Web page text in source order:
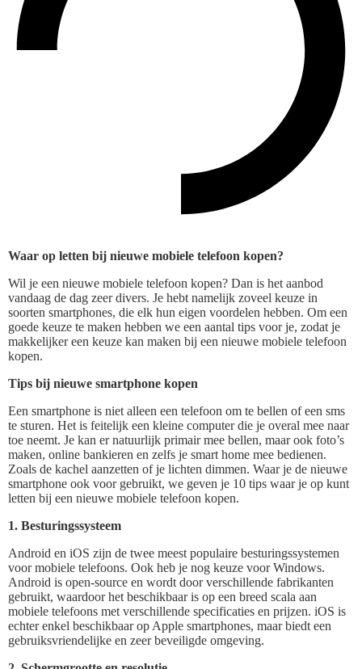
Waar op letten bij nieuwe mobiele telefoon kopen?
Wil je een nieuwe mobiele telefoon kopen? Dan is het aanbod
vandaag de dag zeer divers. Je hebt namelijk zoveel keuze in
soorten smartphones, die elk hun eigen voordelen hebben. Om een
goede keuze te maken hebben we een aantal tips voor je, zodat je
makkelijker een keuze kan maken bij een nieuwe mobiele telefoon
kopen.
Tips bij nieuwe smartphone kopen
Een smartphone is niet alleen een telefoon om te bellen of een sms
te sturen. Het is feitelijk een kleine computer die je overal mee naar
toe neemt. Je kan er natuurlijk primair mee bellen, maar ook foto’s
maken, online bankieren en zelfs je smart home mee bedienen.
Zoals de kachel aanzetten of je lichten dimmen. Waar je de nieuwe
smartphone ook voor gebruikt, we geven je 10 tips waar je op kunt
letten bij een nieuwe mobiele telefoon kopen.
1. Besturingssysteem
Android en iOS zijn de twee meest populaire besturingssystemen
voor mobiele telefoons. Ook heb je nog keuze voor Windows.
Android is open-source en wordt door verschillende fabrikanten
gebruikt, waardoor het beschikbaar is op een breed scala aan
mobiele telefoons met verschillende specificaties en prijzen. iOS is
echter enkel beschikbaar op Apple smartphones, maar biedt een
gebruiksvriendelijke en zeer beveiligde omgeving.